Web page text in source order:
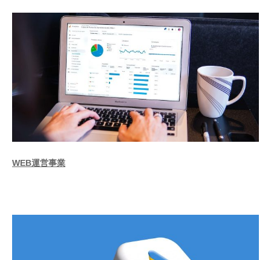
WEB運営事業